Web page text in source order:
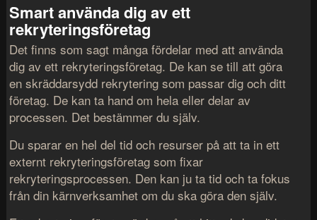
Smart använda dig av ett
rekryteringsföretag
Det finns som sagt många fördelar med att använda
dig av ett rekryteringsföretag. De kan se till att göra
en skräddarsydd rekrytering som passar dig och ditt
företag. De kan ta hand om hela eller delar av
processen. Det bestämmer du själv.
Du sparar en hel del tid och resurser på att ta in ett
externt rekryteringsföretag som fixar
rekryteringsprocessen. Den kan ju ta tid och ta fokus
från din kärnverksamhet om du ska göra den själv.